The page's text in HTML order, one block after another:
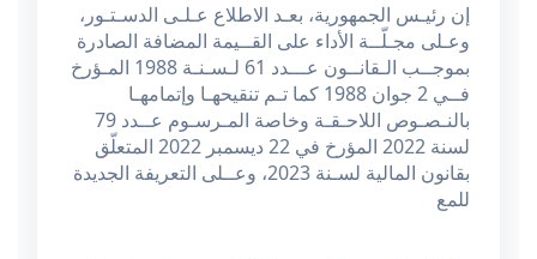
إن رئيـس الجمهورية، بعـد الاطلاع عـلـى الدسـتـور،
وعـلى مجـلّــة الأداء على القــيمة المضافة الصادرة
بموجــب الـقانــون عـــدد 61 لـسـنـة 1988 المـؤرخ
فــي 2 جوان 1988 كما تـم تنقيحهـا وإتمامهـا
بالنـصـوص اللاحـقـة وخاصة المـرسـوم عــدد 79
لسنة 2022 المؤرخ في 22 ديسمبر 2022 المتعلّق
بقانون المالية لسـنة 2023، وعــلى التعريفة الجديدة
للمع